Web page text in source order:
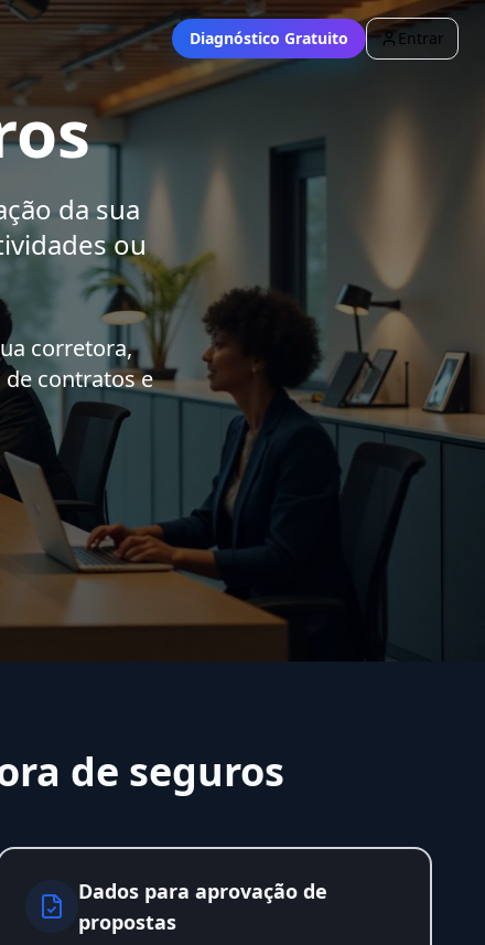
Diagnóstico Gratuito Entrar
da sua
ou
corretora,
contratos e
de seguros
Dados para aprovação de
propostas